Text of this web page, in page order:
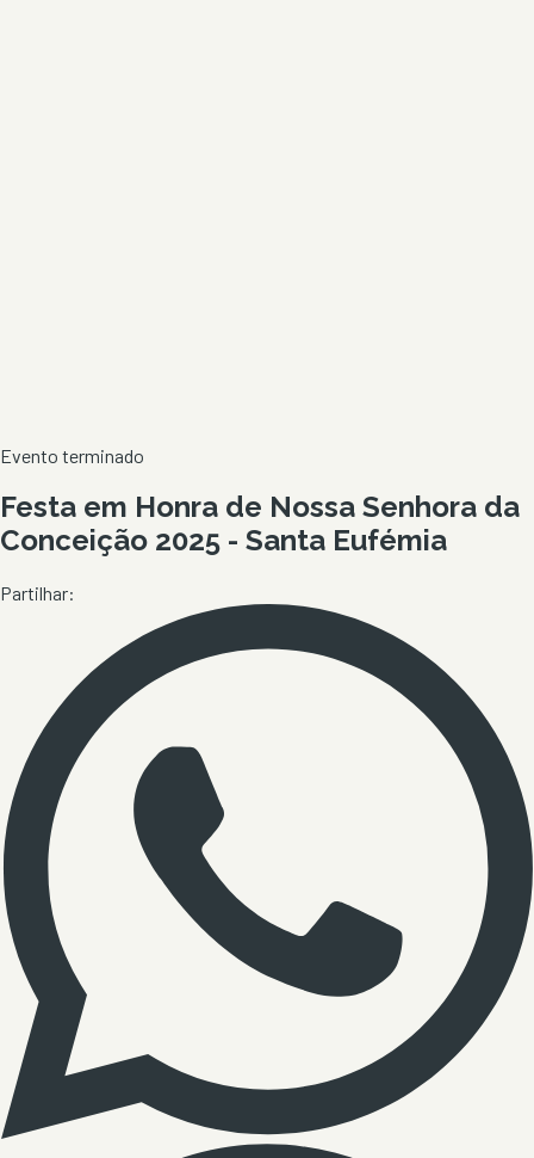
Evento terminado
Festa em Honra de Nossa Senhora da
Conceição 2025 - Santa Eufémia
Partilhar: